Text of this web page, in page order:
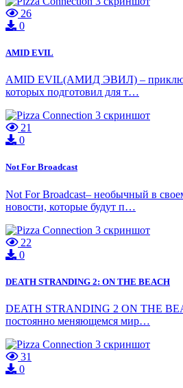
26
0
AMID EVIL
AMID EVIL(АМИД ЭВИЛ) –
которых подготовил для т…
21
0
Not For Broadcast
Not For Broadcast– необычный в
новости, которые будут п…
22
0
DEATH STRANDING 2: ON THE BEACH
DEATH STRANDING 2 ON THE
постоянно меняющемся мир…
31
0